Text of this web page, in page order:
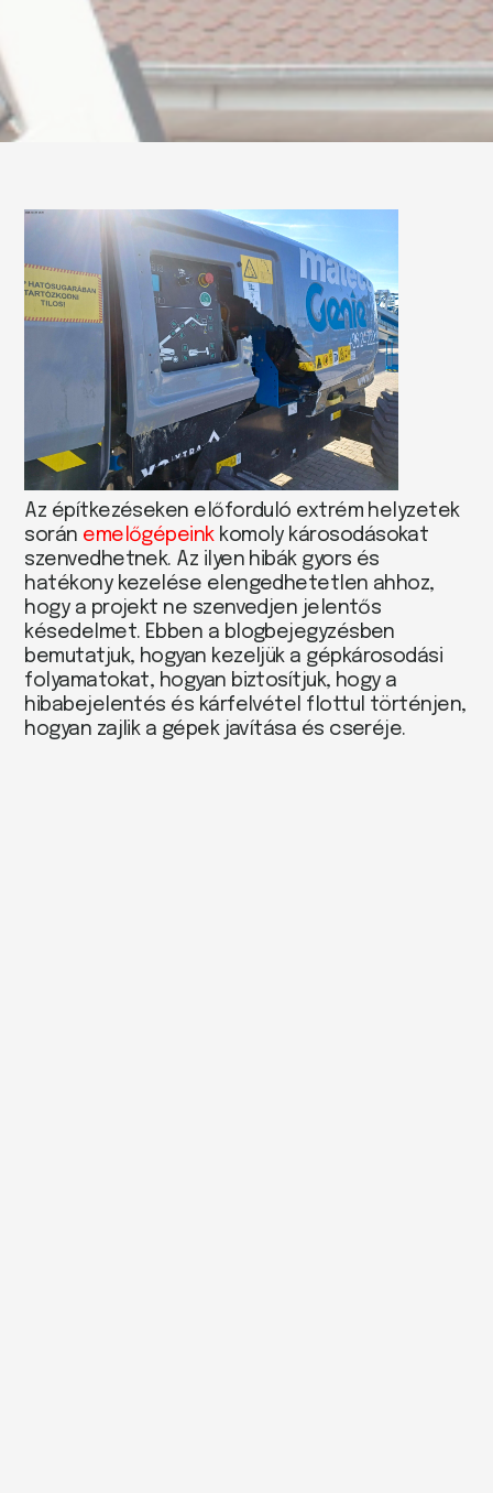
Az építkezéseken előforduló extrém helyzetek
során emelőgépeinkkomoly károsodásokat
szenvedhetnek. Az ilyen hibák gyors és
hatékony kezelése elengedhetetlen ahhoz,
hogy a projekt ne szenvedjen jelentős
késedelmet. Ebben a blogbejegyzésben
bemutatjuk, hogyan kezeljük a gépkárosodási
folyamatokat, hogyan biztosítjuk, hogy a
hibabejelentés és kárfelvétel flottul történjen,
hogyan zajlik a gépek javítása és cseréje.